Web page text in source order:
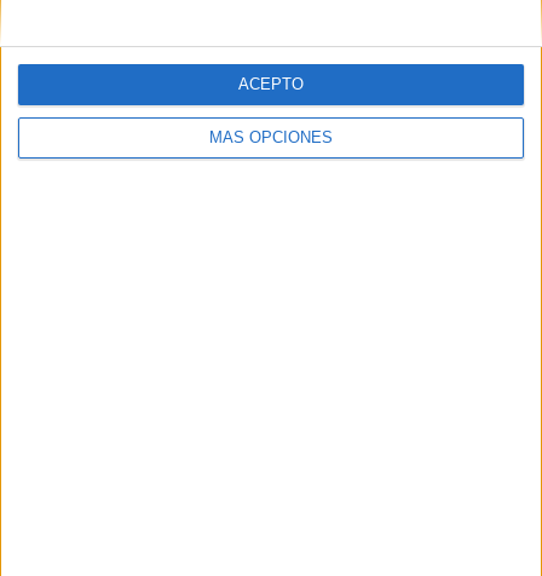
MÁS OPCIONES
ACEPTO